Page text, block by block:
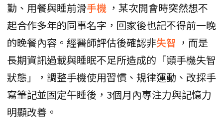
勤、用餐與睡前滑手機 ，某次開會時突然想不
起合作多年的同事名字，回家後也記不得前一晚
的晚餐內容。經醫師評估後確認非失智 ，而是
長期資訊過載與睡眠不足所造成的「類手機失智
狀態」，調整手機使用習慣、規律運動、改採手
寫筆記並固定午睡後，3個月內專注力與記憶力
明顯改善。